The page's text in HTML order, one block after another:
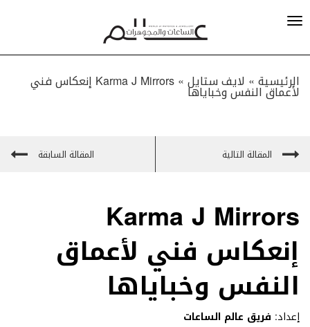
الرئيسية » لايف ستايل» Karma J Mirrors إنعكاس فني
لأعماق النفس وخباياها
المقالة التالية المقالة السابقة
Karma J Mirrors
إنعكاس فني لأعماق
النفس وخباياها
إعداد: فريق عالم الساعات